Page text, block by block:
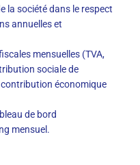
la société dans le respect
annuelles et
mensuelles (TVA,
sociale de
contribution économique
de bord
mensuel.